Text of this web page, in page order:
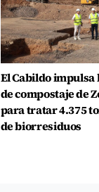
El Cabildo impulsa
de compostaje de
para tratar 4.375
de biorresiduos